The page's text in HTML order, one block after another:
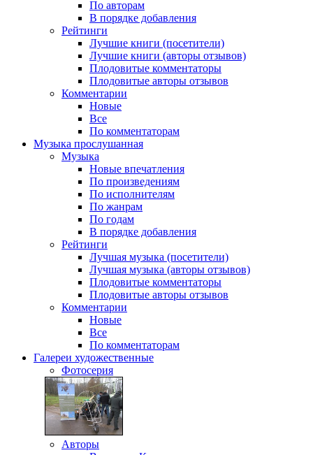
По авторам
В порядке добавления
Рейтинги
Лучшие книги (посетители)
Лучшие книги (авторы отзывов)
Плодовитые комментаторы
Плодовитые авторы отзывов
Комментарии
Новые
Все
По комментаторам
Музыка прослушанная
Музыка
Новые впечатления
По произведениям
По исполнителям
По жанрам
По годам
В порядке добавления
Рейтинги
Лучшая музыка (посетители)
Лучшая музыка (авторы отзывов)
Плодовитые комментаторы
Плодовитые авторы отзывов
Комментарии
Новые
Все
По комментаторам
Галереи художественные
Фотосерия
Авторы